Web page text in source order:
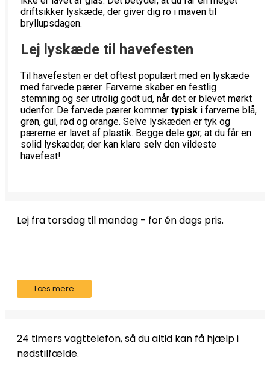
driftsikker lyskæde, der giver dig ro i maven til
bryllupsdagen.
Lej lyskæde til havefesten
Til havefesten er det oftest populært med en lyskæde
med farvede pærer. Farverne skaber en festlig
stemning og ser utrolig godt ud, når det er blevet mørkt
udenfor. De farvede pærer kommer typisk i farverne blå,
grøn, gul, rød og orange. Selve lyskæden er tyk og
pærerne er lavet af plastik. Begge dele gør, at du får en
solid lyskæder, der kan klare selv den vildeste
havefest!
Lej fra torsdag til mandag - for én dags pris.
Læs mere
24 timers vagttelefon, så du altid kan få hjælp i
nødstilfælde.